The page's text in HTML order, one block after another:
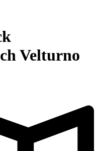
Velturno